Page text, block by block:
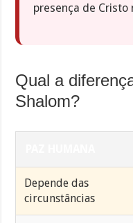
presença de Cristo
Qual a
Shalom?
Depende das
circunstâncias